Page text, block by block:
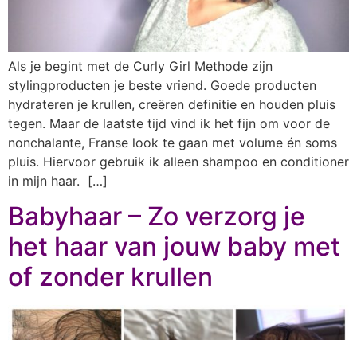
Als je begint met de Curly Girl Methode zijn
stylingproducten je beste vriend. Goede producten
hydrateren je krullen, creëren definitie en houden pluis
tegen. Maar de laatste tijd vind ik het fijn om voor de
nonchalante, Franse look te gaan met volume én soms
pluis. Hiervoor gebruik ik alleen shampoo en conditioner
in mijn haar. […]
Babyhaar – Zo verzorg je
het haar van jouw baby met
of zonder krullen